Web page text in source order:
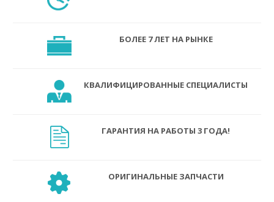
БОЛЕЕ 7 ЛЕТ НА РЫНКЕ
КВАЛИФИЦИРОВАННЫЕ СПЕЦИАЛИСТЫ
ГАРАНТИЯ НА РАБОТЫ 3 ГОДА!
ОРИГИНАЛЬНЫЕ ЗАПЧАСТИ